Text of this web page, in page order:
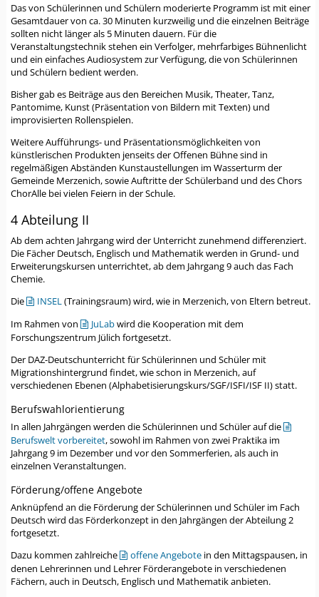
Das von Schülerinnen und Schülern moderierte Programm ist mit einer
Gesamtdauer von ca. 30 Minuten kurzweilig und die einzelnen Beiträge
sollten nicht länger als 5 Minuten dauern. Für die
Veranstaltungstechnik stehen ein Verfolger, mehrfarbiges Bühnenlicht
und ein einfaches Audiosystem zur Verfügung, die von Schülerinnen
und Schülern bedient werden.
Bisher gab es Beiträge aus den Bereichen Musik, Theater, Tanz,
Pantomime, Kunst (Präsentation von Bildern mit Texten) und
improvisierten Rollenspielen.
Weitere Aufführungs- und Präsentationsmöglichkeiten von
künstlerischen Produkten jenseits der Offenen Bühne sind in
regelmäßigen Abständen Kunstaustellungen im Wasserturm der
Gemeinde Merzenich, sowie Auftritte der Schülerband und des Chors
ChorAlle bei vielen Feiern in der Schule.
4 Abteilung II
Ab dem achten Jahrgang wird der Unterricht zunehmend differenziert.
Die Fächer Deutsch, Englisch und Mathematik werden in Grund- und
Erweiterungskursen unterrichtet, ab dem Jahrgang 9 auch das Fach
Chemie.
Die
INSEL(Trainingsraum) wird, wie in Merzenich, von Eltern betreut.
Im Rahmen von
JuLabwird die Kooperation mit dem
Forschungszentrum Jülich fortgesetzt.
Der DAZ-Deutschunterricht für Schülerinnen und Schüler mit
Migrationshintergrund findet, wie schon in Merzenich, auf
verschiedenen Ebenen (Alphabetisierungskurs/SGF/ISFI/ISF II) statt.
Berufswahlorientierung
In allen Jahrgängen werden die Schülerinnen und Schüler auf die
Berufswelt vorbereitet, sowohl im Rahmen von zwei Praktika im
Jahrgang 9 im Dezember und vor den Sommerferien, als auch in
einzelnen Veranstaltungen.
Förderung/offene Angebote
Anknüpfend an die Förderung der Schülerinnen und Schüler im Fach
Deutsch wird das Förderkonzept in den Jahrgängen der Abteilung 2
fortgesetzt.
Dazu kommen zahlreiche
offene Angebote in den Mittagspausen, in
denen Lehrerinnen und Lehrer Förderangebote in verschiedenen
Fächern, auch in Deutsch, Englisch und Mathematik anbieten.